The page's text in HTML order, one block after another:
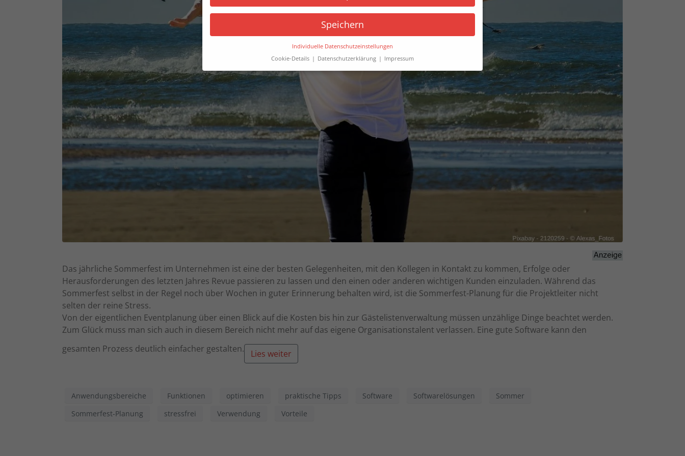
Das jährliche Sommerfest im Unternehmen ist eine der besten Gelegenheiten, mit den Kollegen in Kontakt zu kommen, Erfolge oder
Herausforderungen des letzten Jahres Revue passieren zu lassen und den einen oder anderen wichtigen Kunden einzuladen. Während das
Sommerfest selbst in der Regel noch über Wochen in guter Erinnerung behalten wird, ist die Sommerfest-Planung für die Projektleiter nicht
selten der reine Stress.
Von der eigentlichen Eventplanung über einen Blick auf die Kosten bis hin zur Gästelistenverwaltung müssen unzählige Dinge beachtet werden.
Zum Glück muss man sich auch in diesem Bereich nicht mehr auf das eigene Organisationstalent verlassen. Eine gute Software kann den
gesamten Prozess deutlich einfacher gestalten.
Lies weiter
Anwendungsbereiche Funktionen optimieren praktische Tipps Software Softwarelösungen
Sommer
Sommerfest-Planung
stressfrei Verwendung Vorteile
Speichern
Individuelle Datenschutzeinstellungen
Cookie-Details
Datenschutzerklärung Impressum
Datenschutzeinstellungen
Wenn Sie unter 16 Jahre alt sind und Ihre Zustimmung zu freiwilligen
Diensten geben möchten, müssen Sie Ihre Erziehungsberechtigten um
Erlaubnis bitten.
Wir verwenden Cookies und andere Technologien auf unserer Website.
Einige von ihnen sind essenziell, während andere uns helfen, diese Website
und Ihre Erfahrung zu verbessern.
Personenbezogene Daten können
verarbeitet werden (z. B. IP-Adressen), z. B. für personalisierte Anzeigen und
Inhalte oder Anzeigen- und Inhaltsmessung.
Weitere Informationen über die
Verwendung Ihrer Daten finden Sie in unserer
Datenschutzerklärung
Hier finden Sie eine Übersicht über alle verwendeten Cookies. Sie können
Ihre Einwilligung zu ganzen Kategorien geben oder sich weitere
Informationen anzeigen lassen und so nur bestimmte Cookies auswählen.
Speichern
Essenzielle Cookies ermöglichen grundlegende Funktionen und sind für die einwandfreie
Funktion der Website erforderlich.
Cookie-Informationen anzeigen
Externe Medien (7) Externe Medien
Inhalte von Videoplattformen und Social-Media-Plattformen werden standardmäßig
blockiert. Wenn Cookies von externen Medien akzeptiert werden, bedarf der Zugriff auf
diese Inhalte keiner manuellen Einwilligung mehr.
Cookie-Informationen anzeigen